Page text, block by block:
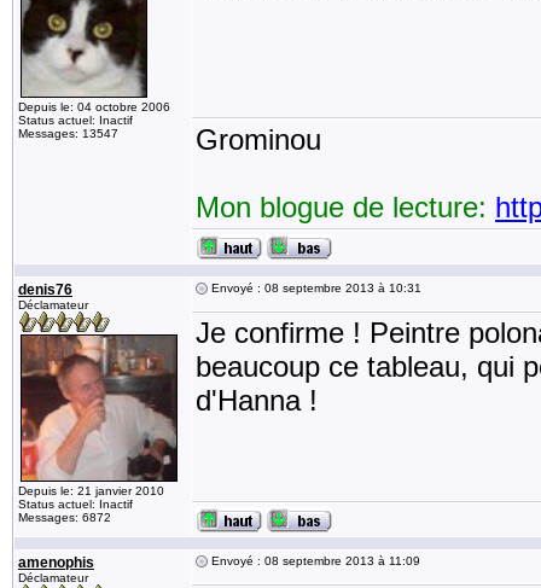
Depuis le: 04 octobre 2006
Status actuel: Inactif
Messages: 13547
Grominou
Mon blogue de lecture:
denis76
Déclamateur
Depuis le: 21 janvier 2010
Status actuel: Inactif
Messages: 6872
Envoyé : 08 septembre 2013 à 10:31
Je confirme ! Peintre
beaucoup ce tableau, qui
d'Hanna !
amenophis
Déclamateur
Envoyé : 08 septembre 2013 à 11:09